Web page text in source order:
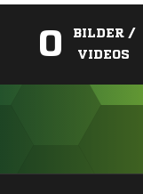
0
BILDER /
VIDEOS